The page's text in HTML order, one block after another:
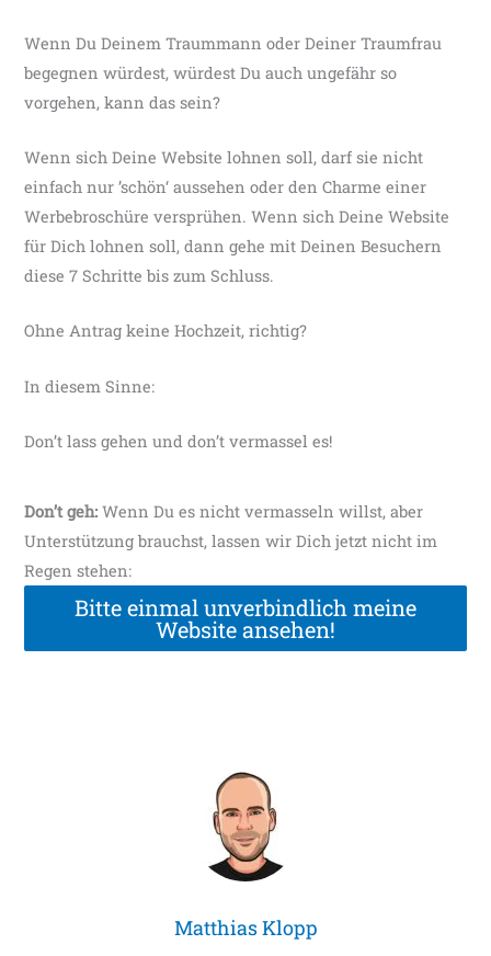
Wenn Du Deinem Traummann oder Deiner Traumfrau
begegnen würdest, würdest Du auch ungefähr so
vorgehen, kann das sein?
Wenn sich Deine Website lohnen soll, darf sie nicht
einfach nur ’schön‘ aussehen oder den Charme einer
Werbebroschüre versprühen. Wenn sich Deine Website
für Dich lohnen soll, dann gehe mit Deinen Besuchern
diese 7 Schritte bis zum Schluss.
Ohne Antrag keine Hochzeit, richtig?
In diesem Sinne:
Don’t lass gehen und don’t vermassel es!
Don’t geh: Wenn Du es nicht vermasseln willst, aber
Unterstützung brauchst, lassen wir Dich jetzt nicht im
Regen stehen:
Bitte einmal unverbindlich meine
Website ansehen!
Matthias Klopp